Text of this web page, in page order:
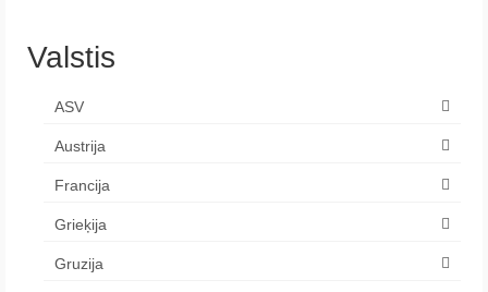
Valstis
ASV
Austrija
Francija
Grieķija
Gruzija